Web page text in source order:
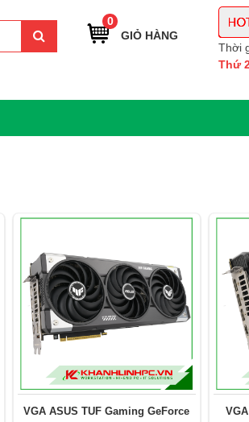
Thời
Thứ
0
GIỎ HÀNG
VGA ASUS TUF Gaming GeForce